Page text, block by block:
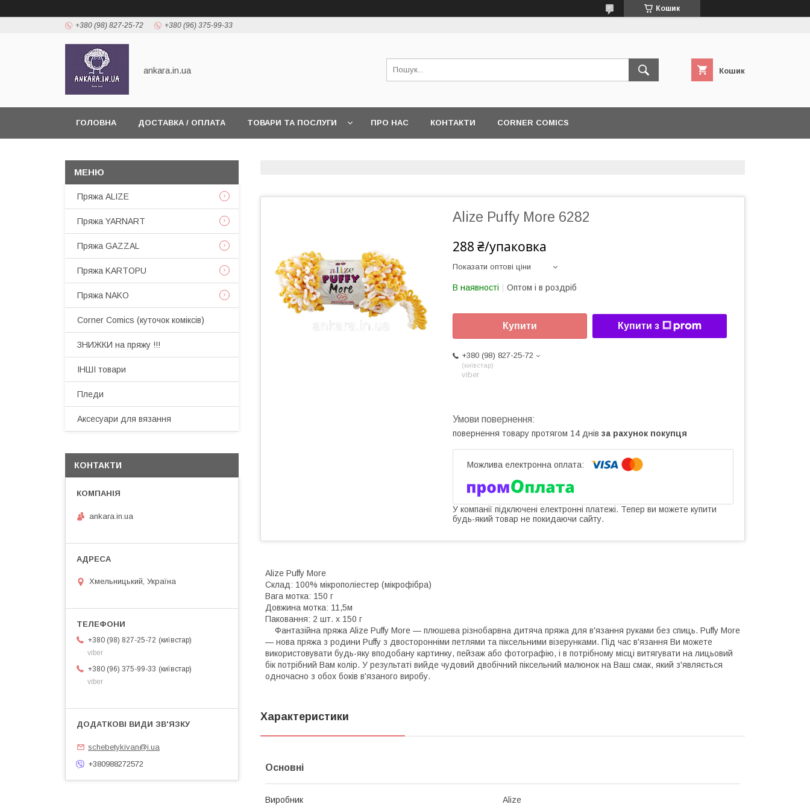
Кошик
+380 (98) 827-25-72 +380 (96) 375-99-33
ankara.in.ua Кошик
ГОЛОВНА ДОСТАВКА / ОПЛАТА ТОВАРИ ТА ПОСЛУГИ ПРО НАС КОНТАКТИ CORNER COMICS
Alize Puffy More 6282
288 ₴/упаковка
Показати оптові ціни
В наявності Оптом і в роздріб
Купити Купити з
+380 (98) 827-25-72
київстар
viber
повернення товару протягом 14 днів за рахунок покупця
У компанії підключені електронні платежі. Тепер ви можете купити
будь-який товар не покидаючи сайту.
Alize Puffy More
Склад: 100% мікрополіестер (мікрофібра)
Вага мотка: 150 г
Довжина мотка: 11,5м
Паковання: 2 шт. х 150 г
Фантазійна пряжа Alize Puffy More — плюшева різнобарвна дитяча пряжа для в'язання руками без спиць. Puffy More
— нова пряжа з родини Puffy з двосторонніми петлями та піксельними візерунками. Під час в'язання Ви можете
використовувати будь-яку вподобану картинку, пейзаж або фотографію, і в потрібному місці витягувати на лицьовий
бік потрібний Вам колір. У результаті вийде чудовий двобічний піксельний малюнок на Ваш смак, який з'являється
одночасно з обох боків в'язаного виробу.
Характеристики
Основні
Виробник Alize
Пряжа ALIZE
Пряжа YARNART
Пряжа GAZZAL
Пряжа KARTOPU
Пряжа NAKO
Corner Comics (куточок коміксів)
ЗНИЖКИ на пряжу !!!
ІНШІ товари
Пледи
Аксесуари для вязання
КОНТАКТИ
ankara.in.ua
Хмельницький, Україна
+380 (98) 827-25-72
київстар
viber
+380 (96) 375-99-33
київстар
viber
schebetykivan@i.ua
+380988272572